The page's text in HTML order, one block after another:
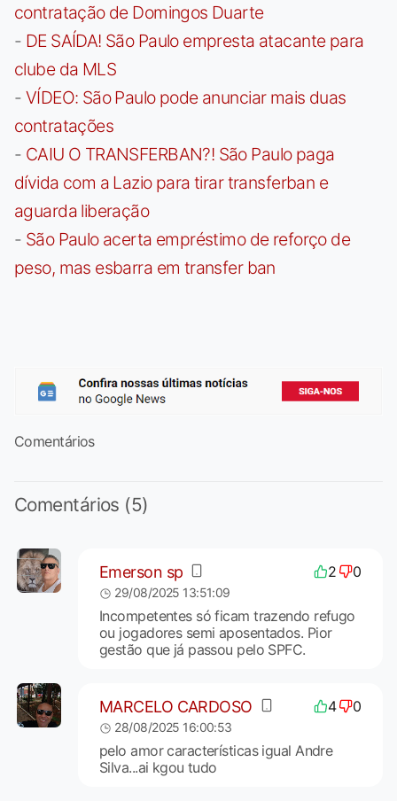
contratação de Domingos Duarte
- DE SAÍDA! São Paulo empresta atacante para
clube da MLS
- VÍDEO: São Paulo pode anunciar mais duas
contratações
- CAIU O TRANSFERBAN?! São Paulo paga
dívida com a Lazio para tirar transferban e
aguarda liberação
- São Paulo acerta empréstimo de reforço de
peso, mas esbarra em transfer ban
Comentários
Comentários (5)
Emerson sp 2 0
29/08/2025 13:51:09
Incompetentes só ficam trazendo refugo
ou jogadores semi aposentados. Pior
gestão que já passou pelo SPFC.
MARCELO CARDOSO 4 0
28/08/2025 16:00:53
pelo amor características igual Andre
Silva...ai kgou tudo